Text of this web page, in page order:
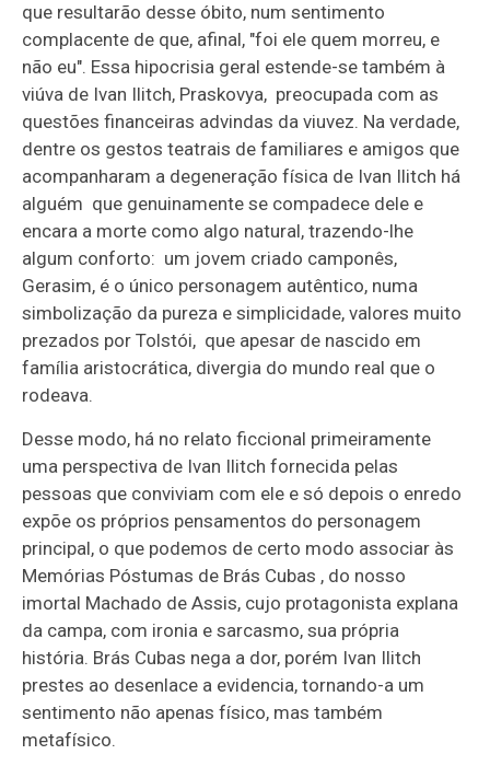
que resultarão desse óbito, num sentimento
complacente de que, afinal, "foi ele quem morreu, e
não eu". Essa hipocrisia geral estende-se também à
viúva de Ivan Ilitch, Praskovya, preocupada com as
questões financeiras advindas da viuvez. Na verdade,
dentre os gestos teatrais de familiares e amigos que
acompanharam a degeneração física de Ivan Ilitch há
alguém que genuinamente se compadece dele e
encara a morte como algo natural, trazendo-lhe
algum conforto: um jovem criado camponês,
Gerasim, é o único personagem autêntico, numa
simbolização da pureza e simplicidade, valores muito
prezados por Tolstói, que apesar de nascido em
família aristocrática, divergia do mundo real que o
rodeava.
Desse modo, há no relato ficcional primeiramente
uma perspectiva de Ivan Ilitch fornecida pelas
pessoas que conviviam com ele e só depois o enredo
expõe os próprios pensamentos do personagem
principal, o que podemos de certo modo associar às
Memórias Póstumas de Brás Cubas , do nosso
imortal Machado de Assis, cujo protagonista explana
da campa, com ironia e sarcasmo, sua própria
história. Brás Cubas nega a dor, porém Ivan Ilitch
prestes ao desenlace a evidencia, tornando-a um
sentimento não apenas físico, mas também
metafísico.